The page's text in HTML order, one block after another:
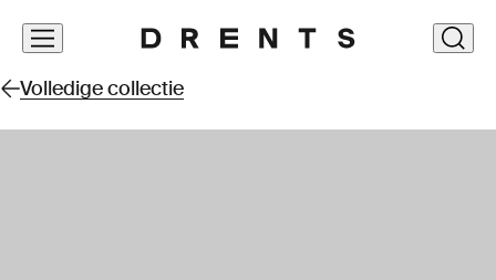
Navigatie
Volledige collectie